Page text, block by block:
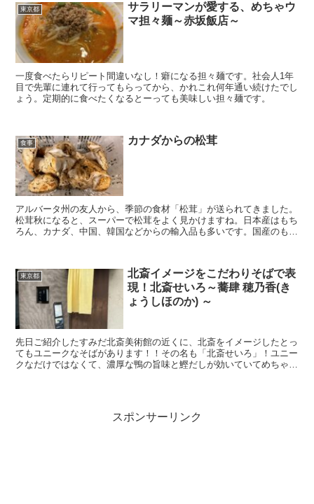
東京都
サラリーマンが愛する、めちゃウ
マ担々麺～赤坂飯店～
一度食べたらリピート間違いなし！癖になる担々麺です。社会人1年
目で先輩に連れて行ってもらってから、かれこれ何年通い続けたでし
ょう。定期的に食べたくなるとーっても美味しい担々麺です。
食事 カナダからの松茸
アルバータ州の友人から、季節の食材「松茸」が送られてきました。
松茸秋になると、スーパーで松茸をよく見かけますね。日本産はもち
ろん、カナダ、中国、韓国などからの輸入品も多いです。国産のもの
東京都
北斎イメージをこだわりそばで表
現！北斎せいろ～蕎肆 穂乃香(き
ょうしほのか) ～
先日ご紹介したすみだ北斎美術館の近くに、北斎をイメージしたとっ
てもユニークなそばがあります！！その名も「北斎せいろ」！ユニー
クなだけではなくて、濃厚な鴨の旨味と鰹だしが効いていてめちゃく
スポンサーリンク